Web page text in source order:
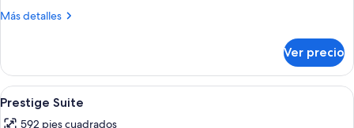
Más detalles
Más
clásica
Ver precio
Abrir
todas
Una habitación de hotel con una
5
Prestige Suite
592 pies cuadrados